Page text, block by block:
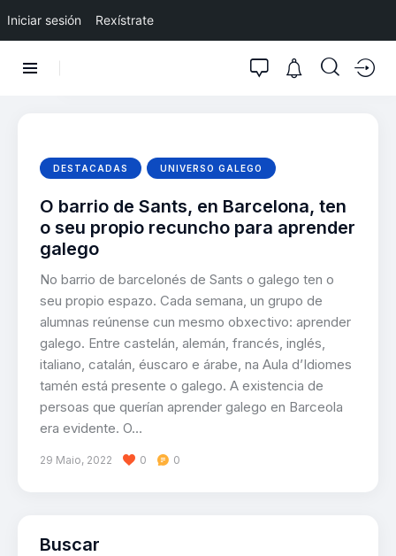
Iniciar sesión Rexístrate
DESTACADAS UNIVERSO GALEGO
O barrio de Sants, en Barcelona, ten
o seu propio recuncho para aprender
galego
No barrio de barcelonés de Sants o galego ten o
seu propio espazo. Cada semana, un grupo de
alumnas reúnense cun mesmo obxectivo: aprender
galego. Entre castelán, alemán, francés, inglés,
italiano, catalán, éuscaro e árabe, na Aula d’Idiomes
tamén está presente o galego. A existencia de
persoas que querían aprender galego en Barceola
era evidente. O…
29 Maio, 2022 0 0
Buscar